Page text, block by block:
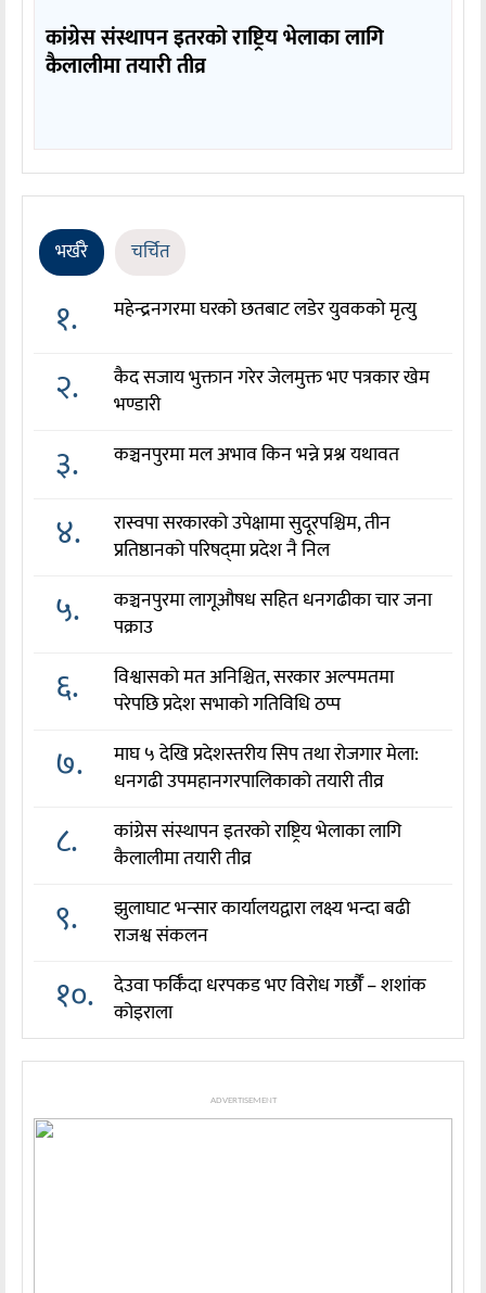
कांग्रेस संस्थापन इतरको राष्ट्रिय भेलाका लागि
कैलालीमा तयारी तीव्र
भर्खरै चर्चित
१. महेन्द्रनगरमा घरको छतबाट लडेर युवकको मृत्यु
२.
कैद सजाय भुक्तान गरेर जेलमुक्त भए पत्रकार खेम
भण्डारी
३. कञ्चनपुरमा मल अभाव किन भन्ने प्रश्न यथावत
४.
रास्वपा सरकारको उपेक्षामा सुदूरपश्चिम, तीन
प्रतिष्ठानको परिषद्‌मा प्रदेश नै निल
५.
कञ्चनपुरमा लागूऔषध सहित धनगढीका चार जना
पक्राउ
६.
विश्वासको मत अनिश्चित, सरकार अल्पमतमा
परेपछि प्रदेश सभाको गतिविधि ठप्प
७.
माघ ५ देखि प्रदेशस्तरीय सिप तथा रोजगार मेला:
धनगढी उपमहानगरपालिकाको तयारी तीव्र
८.
कांग्रेस संस्थापन इतरको राष्ट्रिय भेलाका लागि
कैलालीमा तयारी तीव्र
९.
झुलाघाट भन्सार कार्यालयद्वारा लक्ष्य भन्दा बढी
राजश्व संकलन
१०.
देउवा फर्किँदा धरपकड भए विरोध गर्छौँं – शशांक
कोइराला
ADVERTISEMENT